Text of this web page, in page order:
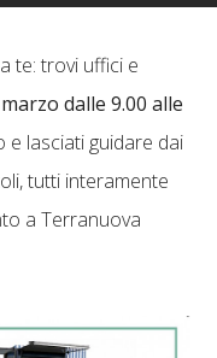
te: trovi uffici e
dalle 9.00 alle
lasciati guidare dai
tutti interamente
a Terranuova